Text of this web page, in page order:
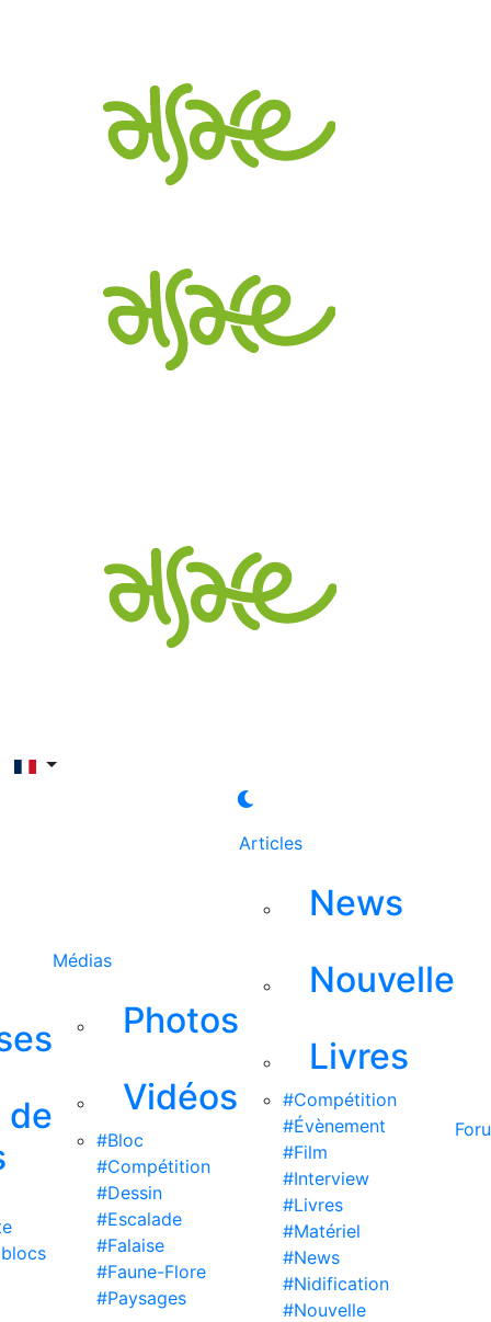
de
Médias
Photos
Vidéos
#Bloc
#Compétition
#Dessin
#Escalade
#Falaise
#Faune-Flore
#Paysages
Articles
News
Nouvelle
Livres
#Compétition
#Évènement
#Film
#Interview
#Livres
#Matériel
#News
#Nidification
#Nouvelle